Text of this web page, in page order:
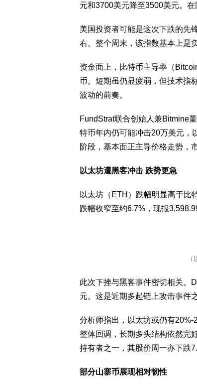
元和3700美元降至3500美元。
美国投资者可能是这次下跌的先
右。整个周末，该指数基本上是
资金面上，比特币主导率（
币。短期虽仍显疲弱，但技术指
波动的前奏。
FundStrat联合创始人兼Bitmine
特币年内仍可能冲击20万美元，
阶段，基本面正主导价格走势，
以太坊遭黑客冲击 跌势更急
以太坊（ETH）跌幅明显高于比
跌幅收窄至约6.7%，现报
此次下挫与黑客事件密切相关。
元。这是近期多起链上攻击事件
分析师指出，以太坊或仍有
整体回调，长期多头结构依然完
持有者之一，其股价周一亦下跌
部分山寨币展现相对韧性